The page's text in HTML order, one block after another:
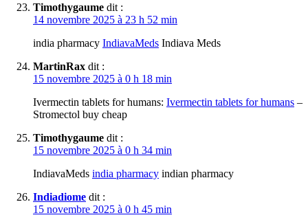
Timothygaume dit :
14 novembre 2025 à 23 h 52 min
india pharmacy IndiavaMeds Indiava Meds
MartinRax dit :
15 novembre 2025 à 0 h 18 min
Ivermectin tablets for humans: Ivermectin tablets for humans –
Stromectol buy cheap
Timothygaume dit :
15 novembre 2025 à 0 h 34 min
IndiavaMeds india pharmacy indian pharmacy
Indiadiome dit :
15 novembre 2025 à 0 h 45 min